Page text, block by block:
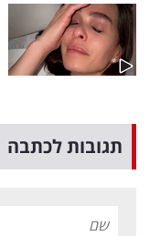
תגובות לכתבה